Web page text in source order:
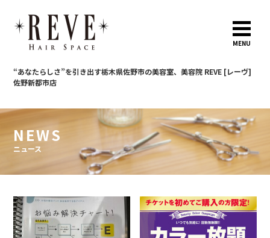
“あなたらしさ”を引き出す栃木県佐野市の美容室、美容院 REVE [レーヴ]
佐野新都市店
MENU
NEWS
ニュース